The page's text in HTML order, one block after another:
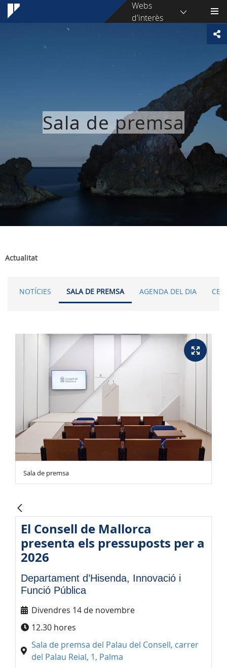
Webs
d'interès
Sala de premsa
Actualitat
NOTÍCIES SALA DE PREMSA AGENDA DEL DIA
Sala de premsa
El Consell de Mallorca
presenta els pressuposts per a
2026
Departament d’Hisenda, Innovació i
Funció Pública
Divendres 14 de novembre
12.30 hores
Sala de premsa del Palau del Consell, carrer
del Palau Reial, 1, Palma